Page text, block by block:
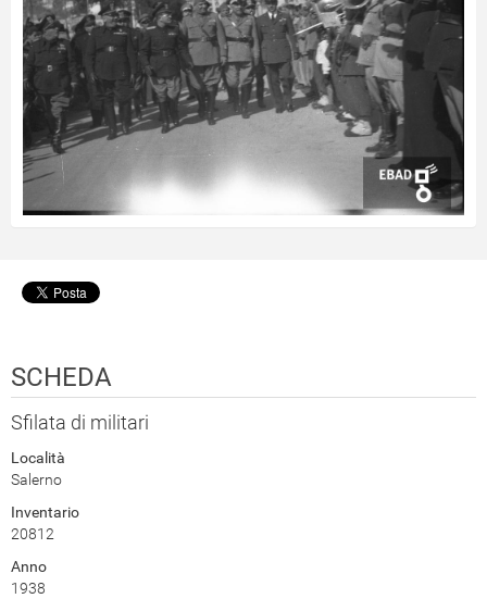
SCHEDA
Sfilata di militari
Località
Salerno
Inventario
20812
Anno
1938